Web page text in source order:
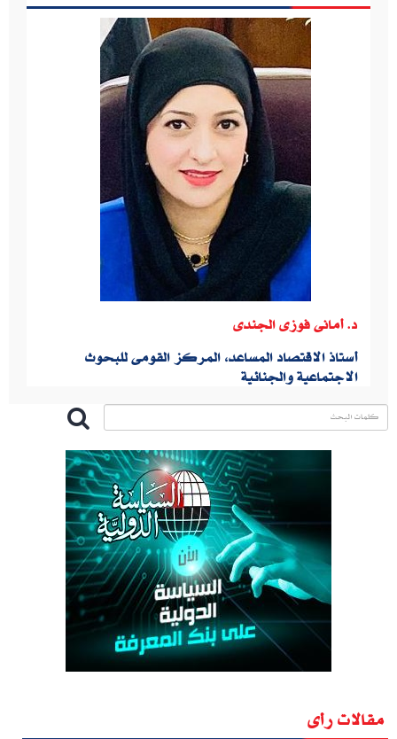
د. أمانى فوزى الجندى
أستاذ الاقتصاد المساعد، المركز القومى للبحوث
الاجتماعية والجنائية
مقالات رأى